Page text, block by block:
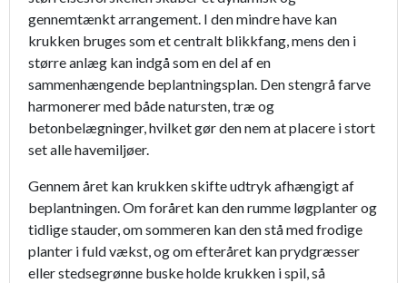
gennemtænkt arrangement. I den mindre have kan
krukken bruges som et centralt blikkfang, mens den i
større anlæg kan indgå som en del af en
sammenhængende beplantningsplan. Den stengrå farve
harmonerer med både natursten, træ og
betonbelægninger, hvilket gør den nem at placere i stort
set alle havemiljøer.
Gennem året kan krukken skifte udtryk afhængigt af
beplantningen. Om foråret kan den rumme løgplanter og
tidlige stauder, om sommeren kan den stå med frodige
planter i fuld vækst, og om efteråret kan prydgræsser
eller stedsegrønne buske holde krukken i spil, så